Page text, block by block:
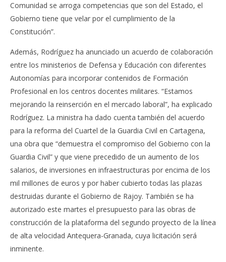
Comunidad se arroga competencias que son del Estado, el
Gobierno tiene que velar por el cumplimiento de la
Constitución”.
Además, Rodríguez ha anunciado un acuerdo de colaboración
entre los ministerios de Defensa y Educación con diferentes
Autonomías para incorporar contenidos de Formación
Profesional en los centros docentes militares. “Estamos
mejorando la reinserción en el mercado laboral”, ha explicado
Rodríguez. La ministra ha dado cuenta también del acuerdo
para la reforma del Cuartel de la Guardia Civil en Cartagena,
una obra que “demuestra el compromiso del Gobierno con la
Guardia Civil” y que viene precedido de un aumento de los
salarios, de inversiones en infraestructuras por encima de los
mil millones de euros y por haber cubierto todas las plazas
destruidas durante el Gobierno de Rajoy. También se ha
autorizado este martes el presupuesto para las obras de
construcción de la plataforma del segundo proyecto de la línea
de alta velocidad Antequera-Granada, cuya licitación será
inminente.